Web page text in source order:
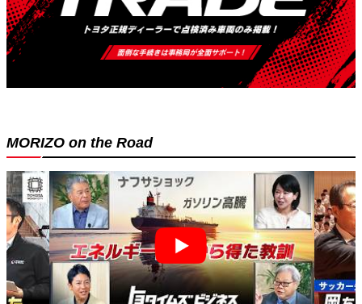
MORIZO on the Road